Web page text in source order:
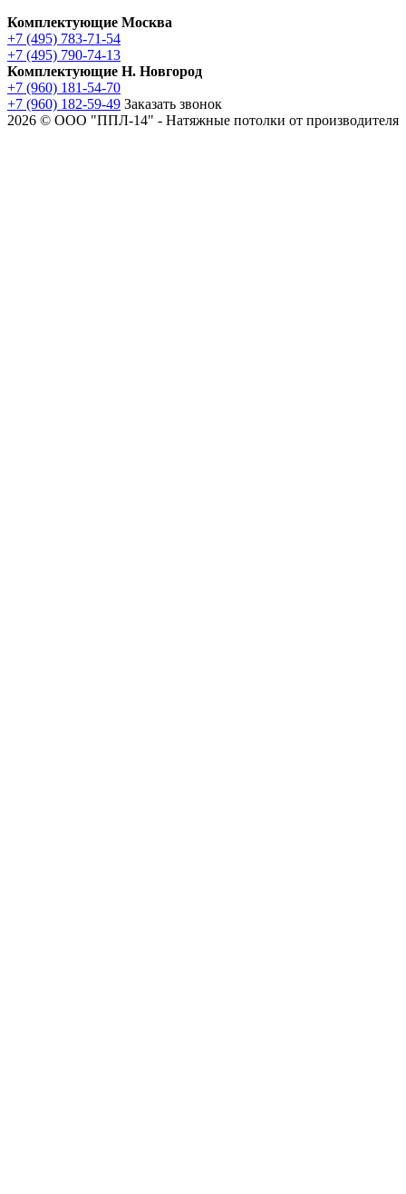
Комплектующие Москва
+7 (495) 783-71-54
+7 (495) 790-74-13
Комплектующие Н. Новгород
+7 (960) 181-54-70
+7 (960) 182-59-49 Заказать звонок
2026 © ООО "ППЛ-14" - Натяжные потолки от производителя